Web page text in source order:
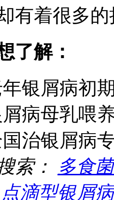
有着很多
了解：
银屑病初
病母乳喂
治银屑病
索：
多食
点滴型银屑